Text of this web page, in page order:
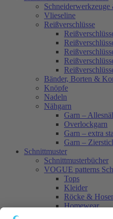
Vlieseline
Reißverschlüsse
Bänder, Borten &
Knöpfe
Nadeln
Nähgarn
Garn –
Overlockgarn
Garn – extra
Garn –
Schnittmuster
Schnittmusterbücher
VOGUE patterns
Tops
Kleider
Röcke &
Homewear